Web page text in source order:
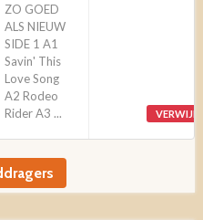
ZO GOED
ALS NIEUW
SIDE 1 A1
Savin' This
Love Song
A2 Rodeo
Rider A3 ...